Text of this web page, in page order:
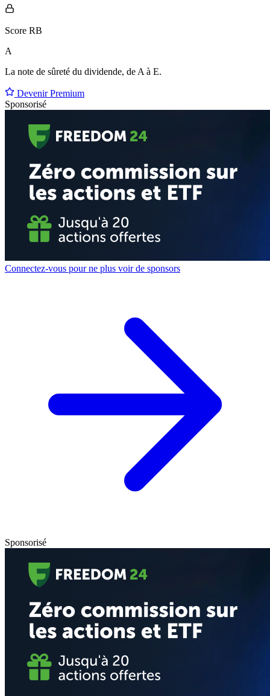
Score RB
A
La note de sûreté du dividende, de A à E.
Devenir Premium
Sponsorisé
Connectez-vous pour ne plus voir de sponsors
Sponsorisé